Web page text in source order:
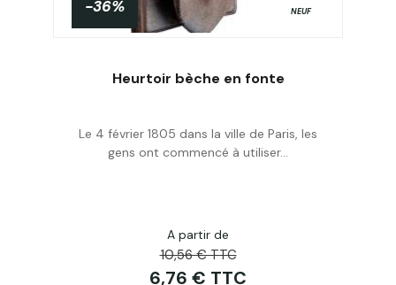
Acheter
-36% NEUF
Heurtoir bèche en fonte
Le 4 février 1805 dans la ville de Paris, les
gens ont commencé à utiliser...
A partir de
10,56 € TTC
6,76 € TTC